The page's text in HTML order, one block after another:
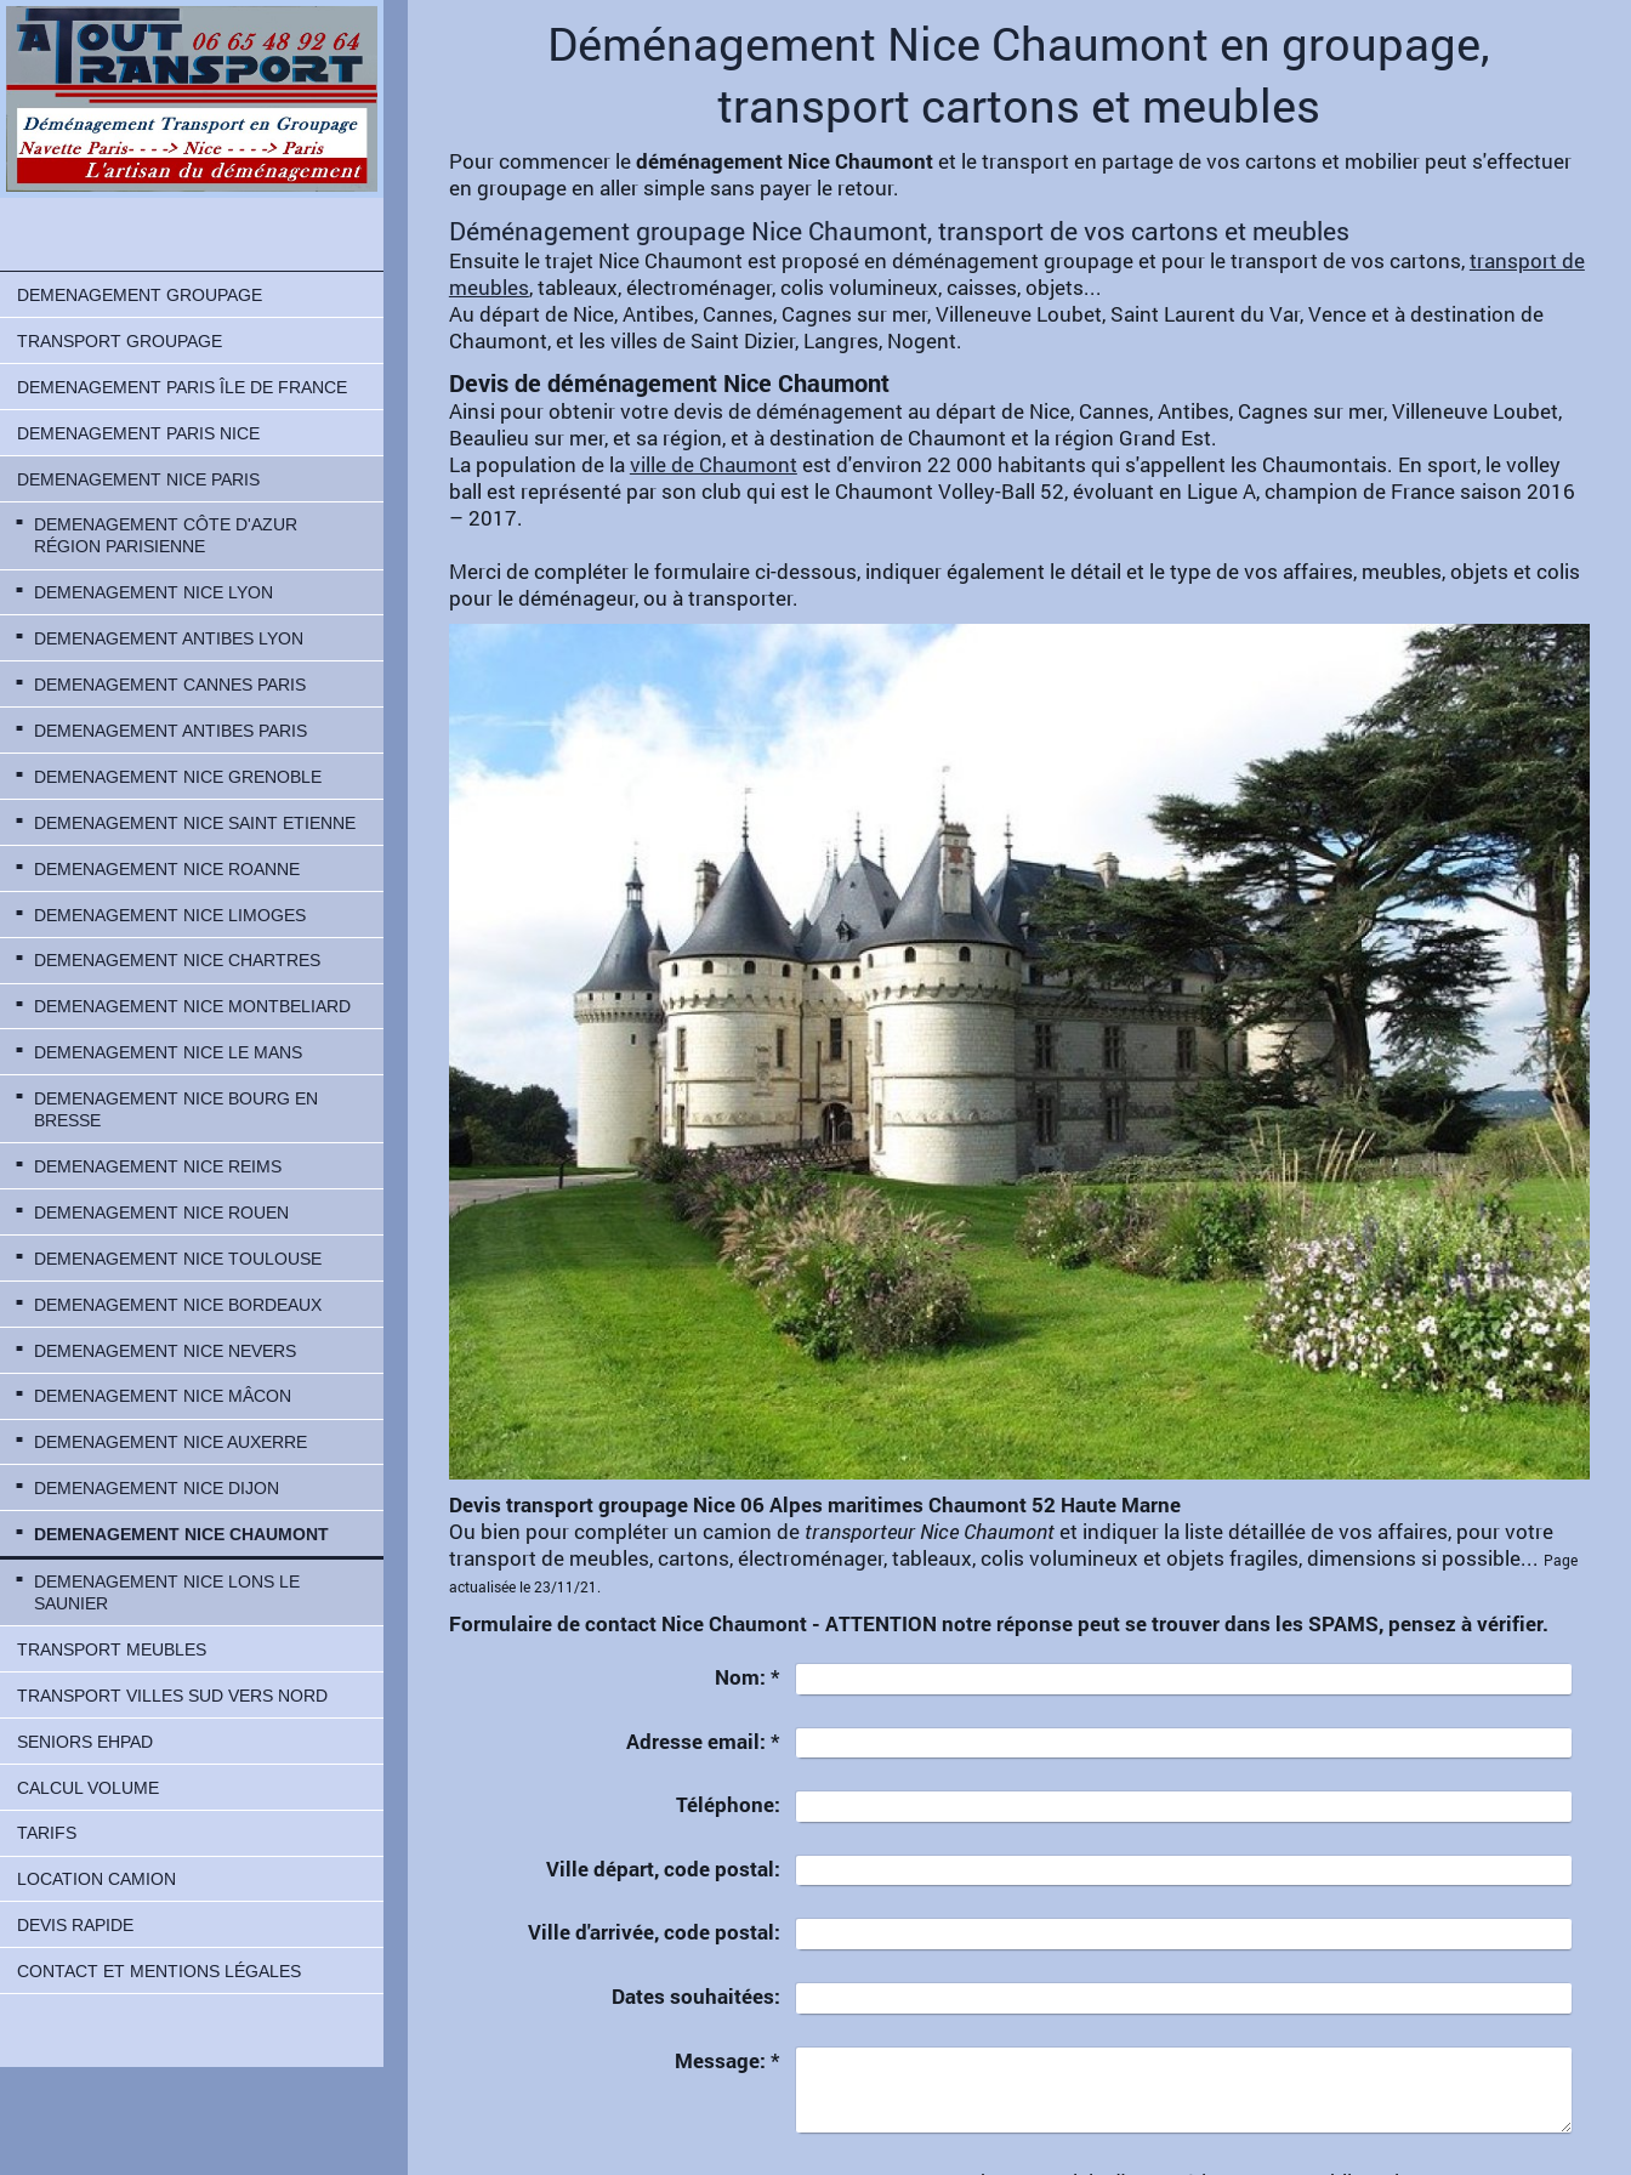
DEMENAGEMENT GROUPAGE
TRANSPORT GROUPAGE
DEMENAGEMENT PARIS ÎLE DE FRANCE
DEMENAGEMENT PARIS NICE
DEMENAGEMENT NICE PARIS
DEMENAGEMENT CÔTE D'AZUR
RÉGION PARISIENNE
DEMENAGEMENT NICE LYON
DEMENAGEMENT ANTIBES LYON
DEMENAGEMENT CANNES PARIS
DEMENAGEMENT ANTIBES PARIS
DEMENAGEMENT NICE GRENOBLE
DEMENAGEMENT NICE SAINT ETIENNE
DEMENAGEMENT NICE ROANNE
DEMENAGEMENT NICE LIMOGES
DEMENAGEMENT NICE CHARTRES
DEMENAGEMENT NICE MONTBELIARD
DEMENAGEMENT NICE LE MANS
DEMENAGEMENT NICE BOURG EN
BRESSE
DEMENAGEMENT NICE REIMS
DEMENAGEMENT NICE ROUEN
DEMENAGEMENT NICE TOULOUSE
DEMENAGEMENT NICE BORDEAUX
DEMENAGEMENT NICE NEVERS
DEMENAGEMENT NICE MÂCON
DEMENAGEMENT NICE AUXERRE
DEMENAGEMENT NICE DIJON
DEMENAGEMENT NICE CHAUMONT
DEMENAGEMENT NICE LONS LE
SAUNIER
TRANSPORT MEUBLES
TRANSPORT VILLES SUD VERS NORD
SENIORS EHPAD
CALCUL VOLUME
TARIFS
LOCATION CAMION
DEVIS RAPIDE
CONTACT ET MENTIONS LÉGALES
Déménagement Nice Chaumont en groupage,
transport cartons et meubles
Pour commencer ledéménagement Nice Chaumontet le transport en partage de vos cartons et mobilier peut s'effectuer
en groupage en aller simple sans payer le retour.
Déménagement groupage Nice Chaumont, transport de vos cartons et meubles
Ensuite le trajet Nice Chaumont est proposé en déménagement groupage et pour le transport de vos cartons,transport de
meubles, tableaux, électroménager, colis volumineux, caisses, objets...
Au départ de Nice, Antibes, Cannes, Cagnes sur mer, Villeneuve Loubet, Saint Laurent du Var, Vence et à destination de
Chaumont, et les villes de Saint Dizier, Langres, Nogent.
Devis de déménagement Nice Chaumont
Ainsi pour obtenir votre devis de déménagement au départ de Nice, Cannes, Antibes, Cagnes sur mer, Villeneuve Loubet,
Beaulieu sur mer, et sa région, et à destination de Chaumont et la région Grand Est.
La population de laville de Chaumont est d'environ 22 000 habitants qui s'appellent les Chaumontais. En sport, le volley
ball est représenté par son club qui est le Chaumont Volley-Ball 52, évoluant en Ligue A, champion de France saison 2016
– 2017.
Merci de compléter le formulaire ci-dessous, indiquer également le détail et le type de vos affaires, meubles, objets et colis
pour le déménageur, ou à transporter.
Devis transport groupage Nice 06 Alpes maritimes Chaumont 52 Haute Marne
Ou bien pour compléter un camion de transporteur Nice Chaumontet indiquer la liste détaillée de vos affaires, pour votre
transport de meubles, cartons, électroménager, tableaux, colis volumineux et objets fragiles, dimensions si possible... Page
actualisée le 23/11/21.
Formulaire de contact Nice Chaumont - ATTENTION notre réponse peut se trouver dans les SPAMS, pensez à vérifier.
Nom: *
Adresse email: *
Téléphone:
Ville départ, code postal:
Ville d'arrivée, code postal:
Dates souhaitées:
Message: *